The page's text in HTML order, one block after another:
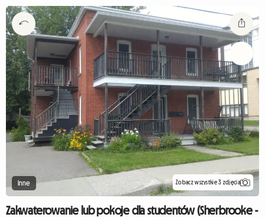
Inne Zobacz wszystkie 3 zdjęcia
Zakwaterowanie lub pokoje dla studentów (Sherbrooke -